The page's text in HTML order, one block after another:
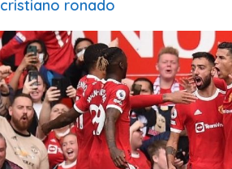
cristiano ronado